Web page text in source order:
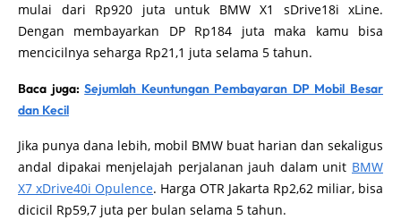
mulai dari Rp920 juta untuk BMW X1 sDrive18i xLine.
Dengan membayarkan DP Rp184 juta maka kamu bisa
mencicilnya seharga Rp21,1 juta selama 5 tahun.
Baca juga:Sejumlah Keuntungan Pembayaran DP Mobil Besar
dan Kecil
Jika punya dana lebih, mobil BMW buat harian dan sekaligus
andal dipakai menjelajah perjalanan jauh dalam unit BMW
X7 xDrive40i Opulence. Harga OTR Jakarta Rp2,62 miliar, bisa
dicicil Rp59,7 juta per bulan selama 5 tahun.